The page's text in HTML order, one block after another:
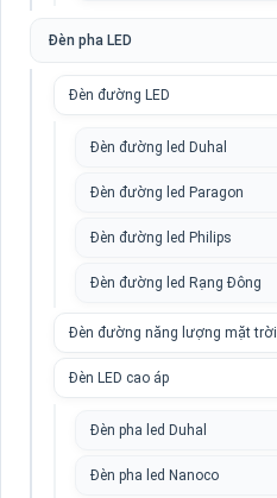
Đèn pha LED
Đèn đường LED
Đèn đường led Duhal
Đèn đường led Paragon
Đèn đường led Philips
Đèn đường led Rạng Đông
Đèn đường năng lượng mặt trời
Đèn LED cao áp
Đèn pha led Duhal
Đèn pha led Nanoco